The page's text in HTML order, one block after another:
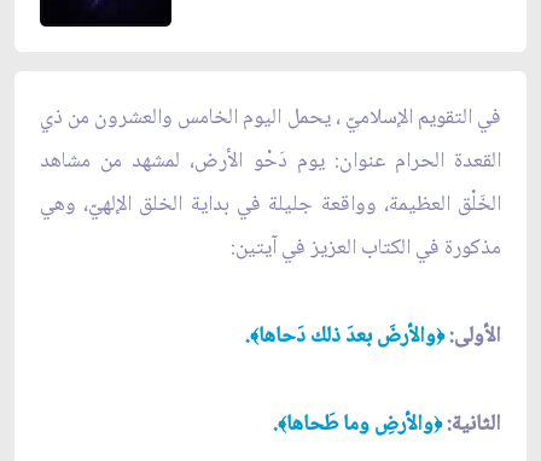
في التقويم الإسلاميّ ، يحمل اليوم الخامس والعشرون من ذي
القعدة الحرام عنوان: يوم دَحْو الأرض، لمشهد من مشاهد
الخَلْق العظيمة، وواقعة جليلة في بداية الخلق الإلهيّ، وهي
مذكورة في الكتاب العزيز في آيتين:
الأولى: ﴿والأرضَ بعدَ ذلك دَحاها﴾.
الثانية: ﴿والأرضِ وما طَحاها﴾.